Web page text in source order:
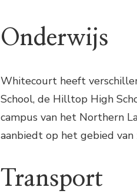
Onderwijs
Whitecourt heeft
School, de Hilltop High
campus van het Northern
aanbiedt op het gebied van
Transport